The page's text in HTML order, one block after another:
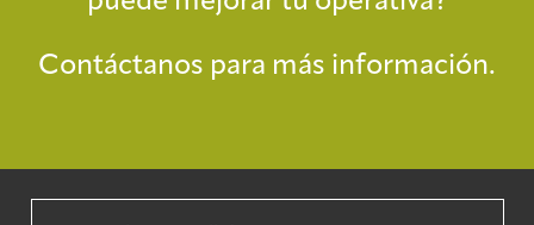
Contáctanos para más información.